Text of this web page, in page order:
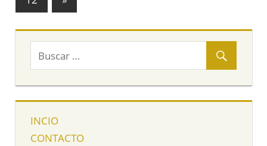
de
entradas
siguientes
INCIO
CONTACTO